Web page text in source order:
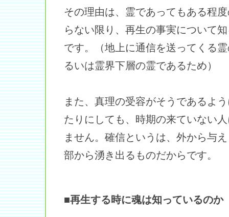
その理由は、霊であってもある程
らない限り、再生の事実について
です。（地上に通信を送ってくる
るいは霊界下層の霊であるため）
また、真理の受容がそうであるよ
たりにしても、時期の来ていない
ません。確信というは、外から与
部から湧き出るものだからです。
■再生する時に魂は知っているのか